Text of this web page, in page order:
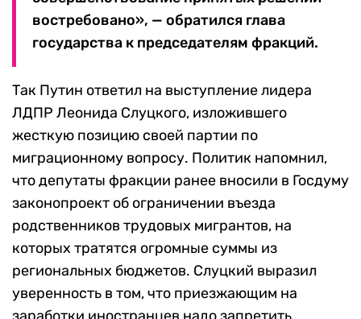
востребовано», — обратился глава
государства к председателям фракций.
Так Путин ответил на выступление лидера
ЛДПР Леонида Слуцкого, изложившего
жесткую позицию своей партии по
миграционному вопросу. Политик напомнил,
что депутаты фракции ранее вносили в Госдуму
законопроект об ограничении въезда
родственников трудовых мигрантов, на
которых тратятся огромные суммы из
региональных бюджетов. Слуцкий выразил
уверенность в том, что приезжающим на